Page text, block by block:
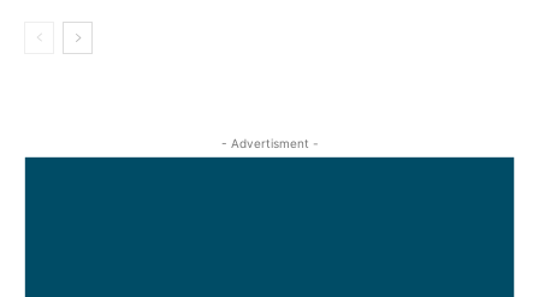
- Advertisment -